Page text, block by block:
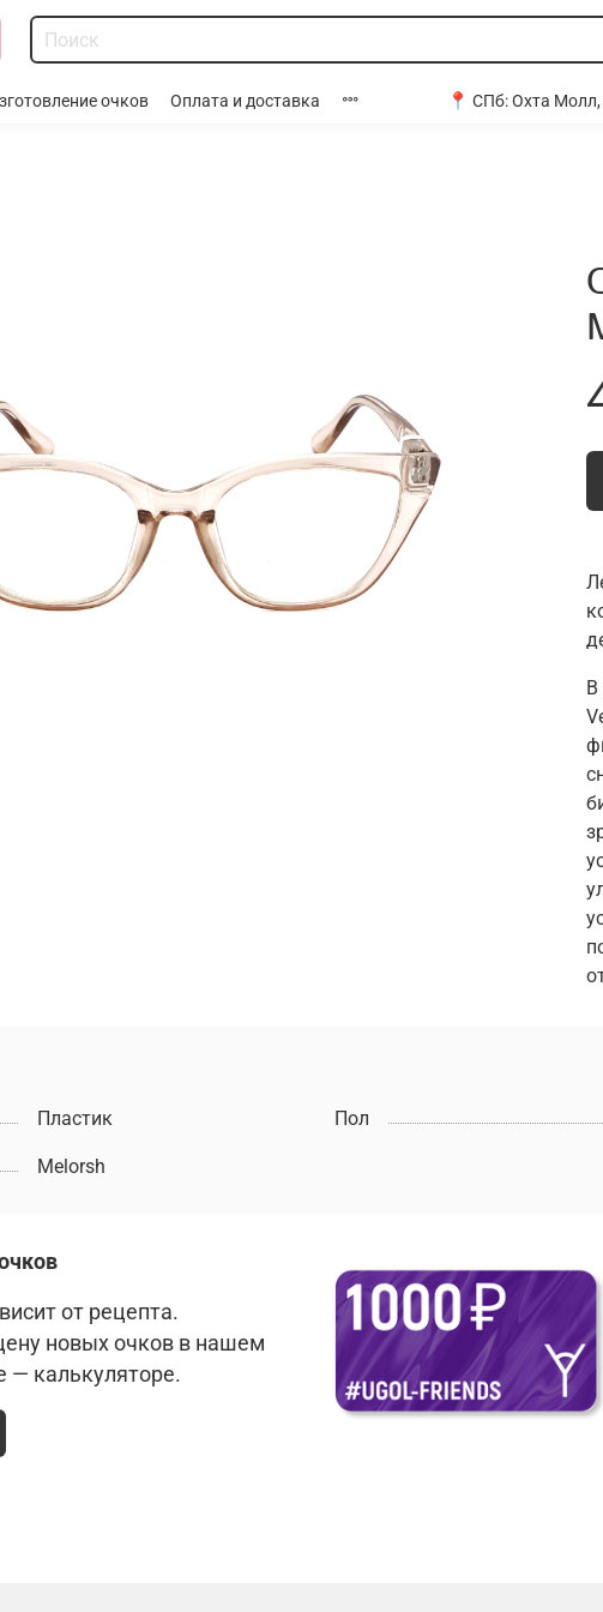
очков Оплата и доставка 📍 СПб:Охта Молл,
В
Пластик Пол
Melorsh
от рецепта.
новых очков в нашем
— калькуляторе.